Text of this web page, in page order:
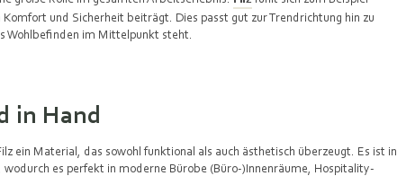
und Sicherheit beiträgt. Dies passt gut zur Trendrichtung hin zu
Wohlbefinden im Mittelpunkt steht.
in Hand
ein Material, das sowohl funktional als auch ästhetisch überzeugt. Es ist in
es perfekt in moderne Bürobe (Büro-)Innenräume, Hospitality-